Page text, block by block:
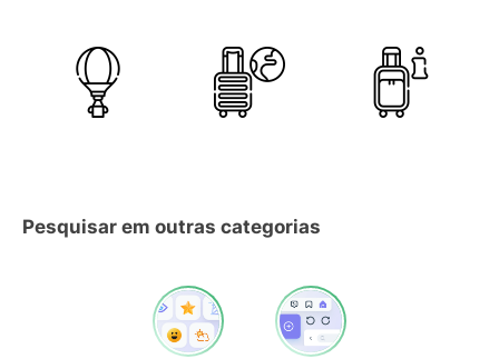
Pesquisar em outras categorias